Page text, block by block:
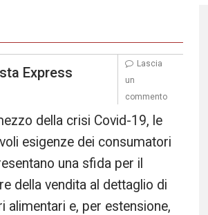
Express
della crisi Covid-19, le
esigenze dei consumatori
una sfida per il
della vendita al dettaglio di
alimentari e, per estensione,
Lascia
un
commento